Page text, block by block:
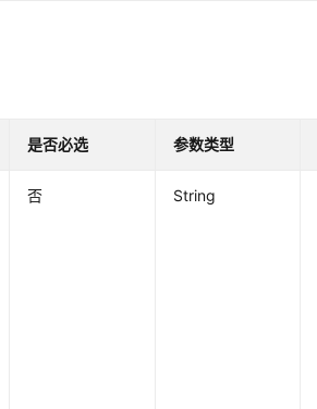
是否必选 参数类型
否 String